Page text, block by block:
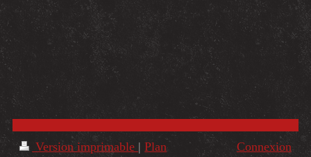
Version imprimable | Plan Connexion